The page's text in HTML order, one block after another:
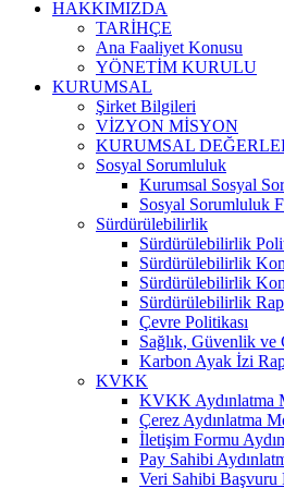
HAKKIMIZDA
TARİHÇE
Ana Faaliyet Konusu
YÖNETİM KURULU
KURUMSAL
Şirket Bilgileri
VİZYON MİSYON
KURUMSAL
Sosyal Sorumluluk
Kurumsal Sosyal
Sosyal Sorumluluk
Sürdürülebilirlik
Sürdürülebilirlik
Sürdürülebilirlik
Sürdürülebilirlik
Sürdürülebilirlik
Çevre Politikası
Sağlık, Güvenlik ve
Karbon Ayak İzi
KVKK
KVKK Aydınlatma
Çerez Aydınlatma
İletişim Formu
Pay Sahibi
Veri Sahibi Başvuru